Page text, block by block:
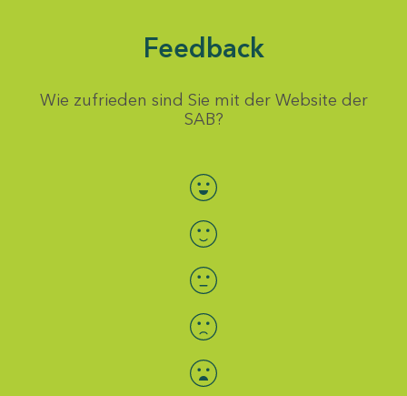
Feedback
Wie zufrieden sind Sie mit der Website der
SAB?
Bewertung auswählen